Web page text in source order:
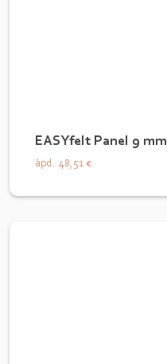
EASYfelt Panel 9 mm
àpd. 48,51 €